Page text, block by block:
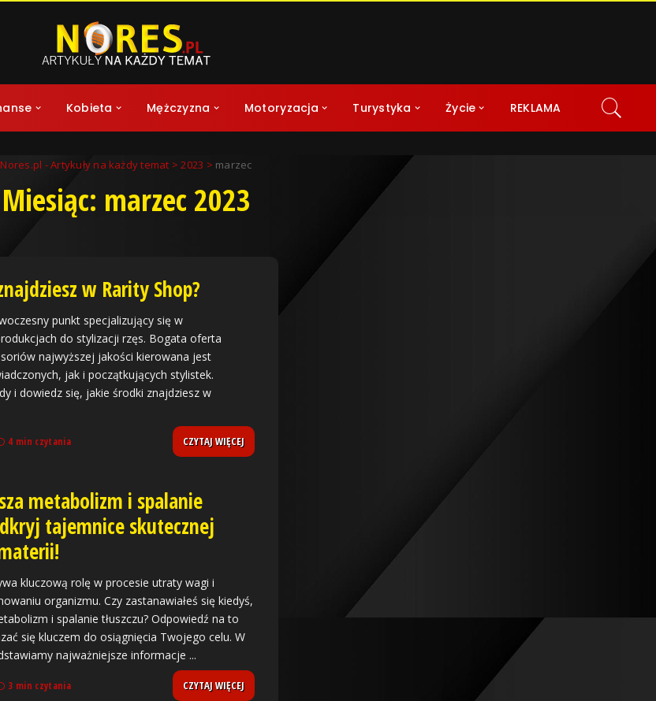
Kobieta Mężczyzna Motoryzacja Turystyka Życie REKLAMA
Nores.pl - Artykuły na każdy temat >2023 > marzec
Miesiąc: marzec 2023
w Rarity Shop?
punkt specjalizujący się w
do stylizacji rzęs. Bogata oferta
najwyższej jakości kierowana jest
jak i początkujących stylistek.
i dowiedz się, jakie środki znajdziesz w
4 min czytania CZYTAJ WIĘCEJ
metabolizm i spalanie
tajemnice skutecznej
kluczową rolę w procesie utraty wagi i
organizmu. Czy zastanawiałeś się kiedyś,
i spalanie tłuszczu? Odpowiedź na to
się kluczem do osiągnięcia Twojego celu. W
najważniejsze informacje ...
3 min czytania CZYTAJ WIĘCEJ